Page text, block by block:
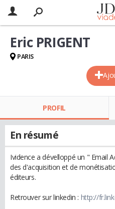
Eric PRIGENT
PARIS
PROFIL
En résumé
Ividence a dévelloppé un " Email
des d'acquisition et de
éditeurs.
Retrouver sur linkedin : http://